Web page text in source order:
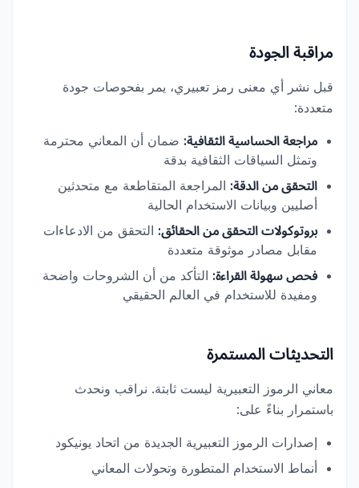
مراقبة الجودة
قبل نشر أي معنى رمز تعبيري، يمر بفحوصات جودة
متعددة:
مراجعة الحساسية الثقافية: ضمان أن المعاني محترمة
وتمثل السياقات الثقافية بدقة
التحقق من الدقة: المراجعة المتقاطعة مع متحدثين
أصليين وبيانات الاستخدام الحالية
بروتوكولات التحقق من الحقائق: التحقق من الادعاءات
مقابل مصادر موثوقة متعددة
فحص سهولة القراءة: التأكد من أن الشروحات واضحة
ومفيدة للاستخدام في العالم الحقيقي
التحديثات المستمرة
معاني الرموز التعبيرية ليست ثابتة. نراقب ونحدث
باستمرار بناءً على:
إصدارات الرموز التعبيرية الجديدة من اتحاد يونيكود
أنماط الاستخدام المتطورة وتحولات المعاني